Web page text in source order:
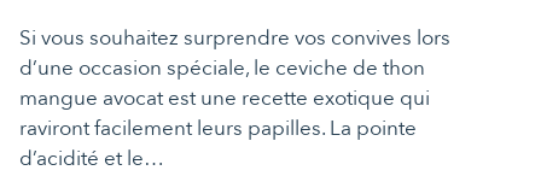
Si vous souhaitez surprendre vos convives lors
d’une occasion spéciale, le ceviche de thon
mangue avocat est une recette exotique qui
raviront facilement leurs papilles. La pointe
d’acidité et le…